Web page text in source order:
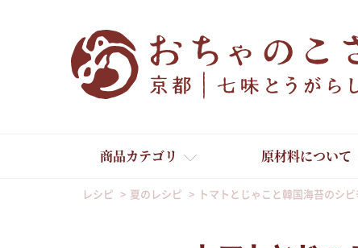
商品カテゴリ 原材料について
レシピ 夏のレシピ トマトとじゃこと韓国海苔のシビ